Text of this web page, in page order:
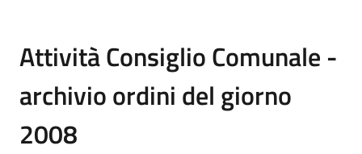
Attività Consiglio Comunale -
archivio ordini del giorno
2008